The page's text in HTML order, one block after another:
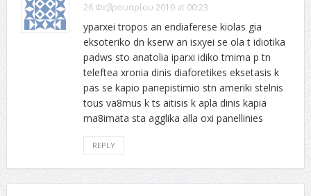
26 Φεβρουαρίου 2010 at 00:23
yparxei tropos an endiaferese kiolas gia
eksoteriko dn kserw an isxyei se ola t idiotika
padws sto anatolia iparxi idiko tmima p tn
teleftea xronia dinis diaforetikes eksetasis k
pas se kapio panepistimio stn ameriki stelnis
tous va8mus k ts aitisis k apla dinis kapia
ma8imata sta agglika alla oxi panellinies
REPLY